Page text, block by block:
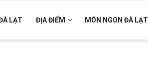
LẠT ĐỊA ĐIỂM MÓN NGON ĐÀ LẠT